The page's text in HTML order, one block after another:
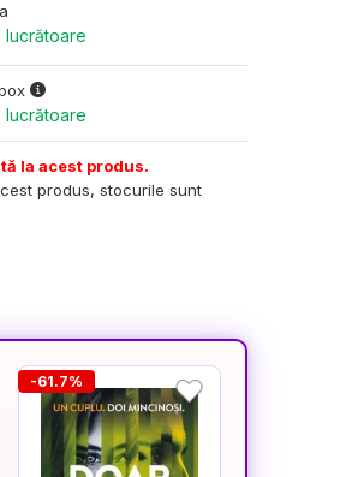
lucrătoare
lucrătoare
la acest produs.
produs, stocurile sunt
-61.7%